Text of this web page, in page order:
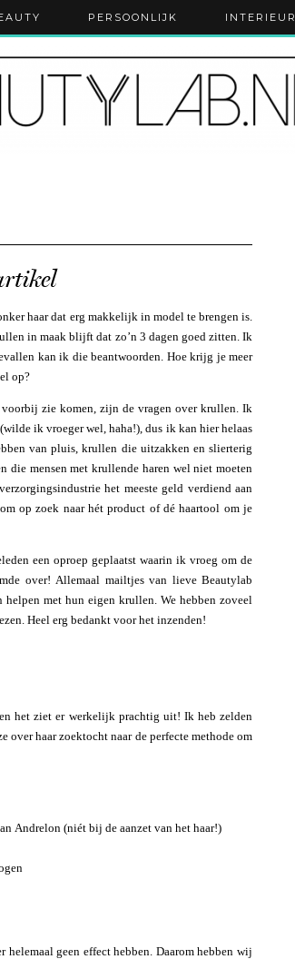
PERSOONLIJK INTERIEUR
haar dat erg makkelijk in model te brengen is.
in maak blijft dat zo’n 3 dagen goed zitten. Ik
kan ik die beantwoorden. Hoe krijg je meer
op?
zie komen, zijn de vragen over krullen. Ik
ik vroeger wel, haha!), dus ik kan hier helaas
van pluis, krullen die uitzakken en slierterig
die mensen met krullende haren wel niet moeten
het meeste geld verdiend aan
op zoek naar hét product of dé haartool om je
een oproep geplaatst waarin ik vroeg om de
over! Allemaal mailtjes van lieve Beautylab
helpen met hun eigen krullen. We hebben zoveel
Heel erg bedankt voor het inzenden!
het ziet er werkelijk prachtig uit! Ik heb zelden
haar zoektocht naar de perfecte methode om
Andrelon (niét bij de aanzet van het haar!)
geen effect hebben. Daarom hebben wij